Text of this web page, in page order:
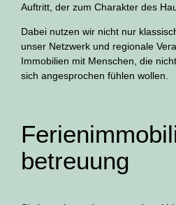
betreuung
Auftritt, der zum Charakter des
Dabei nutzen wir nicht nur
unser Netzwerk und regionale
Immobilien mit Menschen, die
sich angesprochen fühlen wollen.